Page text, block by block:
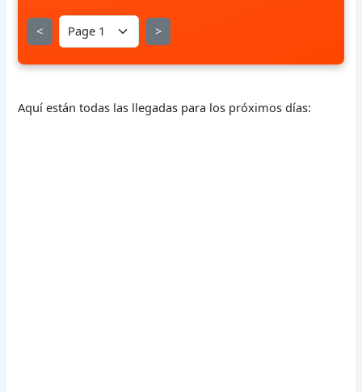
< >
Aquí están todas las llegadas para los próximos días: